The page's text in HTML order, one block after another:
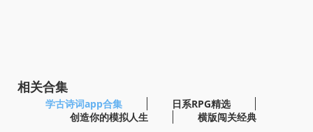
相关合集
学古诗词app合集
日系RPG精选
创造你的模拟人生
横版闯关经典